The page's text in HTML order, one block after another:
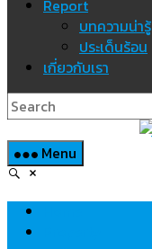
Report
บทความน่ารู้
ประเด็นร้อน
เกี่ยวกับเรา
Menu